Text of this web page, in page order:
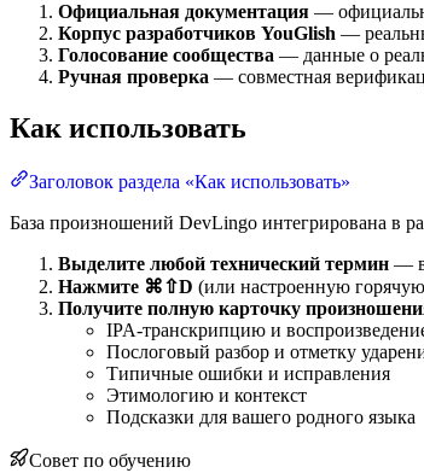
Официальная документация —
Корпус разработчиков YouGlish —
Голосование сообщества — данные о
Ручная проверка — совместная
Как использовать
Заголовок раздела «Как использовать»
База произношений DevLingo интегрирована в
Выделите любой технический термин — в
Нажмите ⌘⇧D (или настроенную
Получите полную карточку
IPA-транскрипцию и
Послоговый разбор и отметку
Типичные ошибки и исправления
Этимологию и контекст
Подсказки для вашего родного языка
Совет по обучению